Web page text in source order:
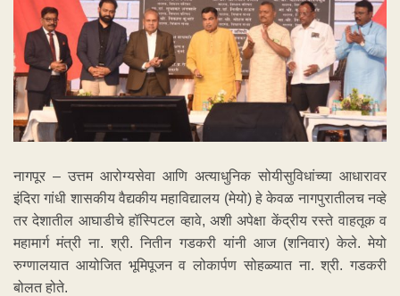
नागपूर – उत्तम आरोग्यसेवा आणि अत्याधुनिक सोयीसुविधांच्या आधारावर
इंदिरा गांधी शासकीय वैद्यकीय महाविद्यालय (मेयो) हे केवळ नागपुरातीलच नव्हे
तर देशातील आघाडीचे हॉस्पिटल व्हावे, अशी अपेक्षा केंद्रीय रस्ते वाहतूक व
महामार्ग मंत्री ना. श्री. नितीन गडकरी यांनी आज (शनिवार) केले. मेयो
रुग्णालयात आयोजित भूमिपूजन व लोकार्पण सोहळ्यात ना. श्री. गडकरी
बोलत होते.